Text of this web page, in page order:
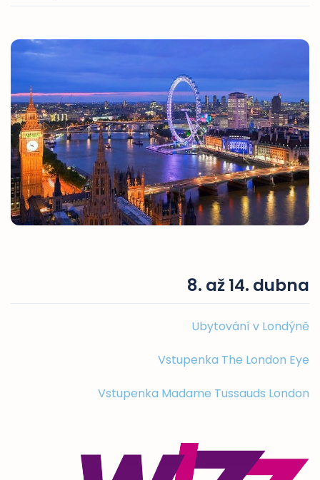
8. až 14. dubna
Ubytování v Londýně
Vstupenka The London Eye
Vstupenka Madame Tussauds London